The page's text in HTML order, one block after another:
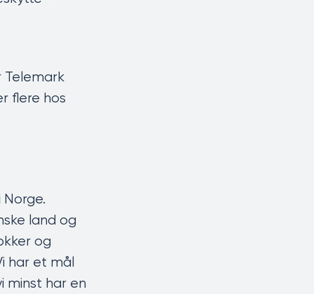
Telemark
flere hos
Norge.
land og
og
har et mål
minst har en